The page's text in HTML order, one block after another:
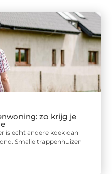
zo krijg je
is echt andere koek dan
Smalle trappenhuizen